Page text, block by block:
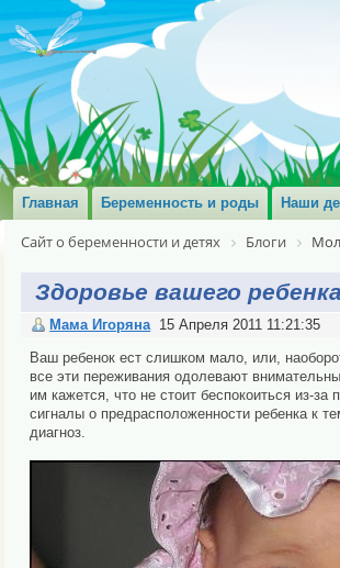
Главная Беременность и роды Наши
Сайт о беременности и детях Блоги
Здоровье вашего ребенка
Мама Игоряна 15 Апреля 2011 11:21:35
Ваш ребенок ест слишком мало, или,
все эти переживания одолевают
им кажется, что не стоит беспокоиться из-
сигналы о предрасположенности ребенка к
диагноз.